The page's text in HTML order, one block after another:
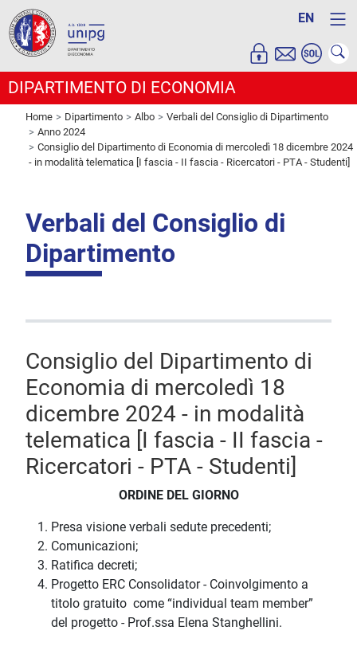
EN
DIPARTIMENTO DI ECONOMIA
Home Dipartimento Albo
Verbali del Consiglio di Dipartimento
Anno 2024
Consiglio del Dipartimento di Economia di mercoledì 18 dicembre 2024
- in modalità telematica [I fascia - II fascia - Ricercatori - PTA - Studenti]
Verbali del Consiglio di
Dipartimento
Consiglio del Dipartimento di
Economia di mercoledì 18
dicembre 2024 - in modalità
telematica [I fascia - II fascia -
Ricercatori - PTA - Studenti]
ORDINE DEL GIORNO
Presa visione verbali sedute precedenti;
Comunicazioni;
Ratifica decreti;
Progetto ERC Consolidator - Coinvolgimento a
titolo gratuito come “individual team member”
del progetto - Prof.ssa Elena Stanghellini.